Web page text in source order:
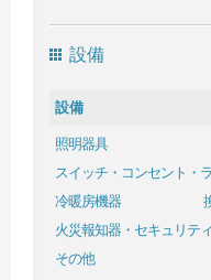
設備
設備
照明器具
スイッチ・コンセント・
冷暖房機器
火災報知器・セキュリテ
その他